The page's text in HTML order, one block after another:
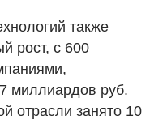
также
рост, с 600
миллиардов руб.
отрасли занято 10